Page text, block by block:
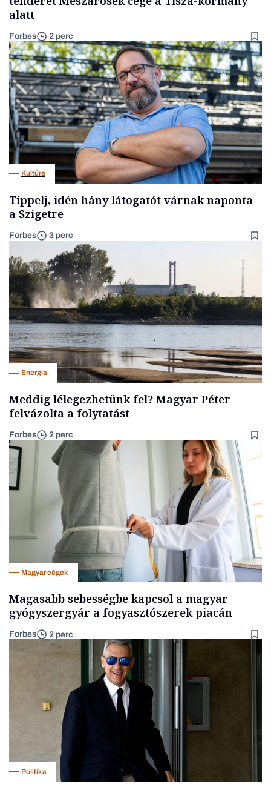
alatt
Forbes 2 perc
Kultúra
Tippelj, idén hány látogatót várnak naponta
a Szigetre
Forbes 3 perc
Energia
Meddig lélegezhetünk fel? Magyar Péter
felvázolta a folytatást
Forbes 2 perc
Magyar cégek
Magasabb sebességbe kapcsol a magyar
gyógyszergyár a fogyasztószerek piacán
Forbes 2 perc
Politika